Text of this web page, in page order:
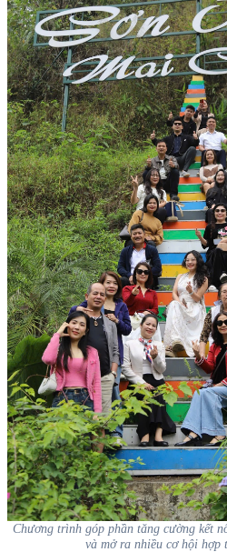
Chương trình góp phần tăng cường kết
và mở ra nhiều cơ hội hợp